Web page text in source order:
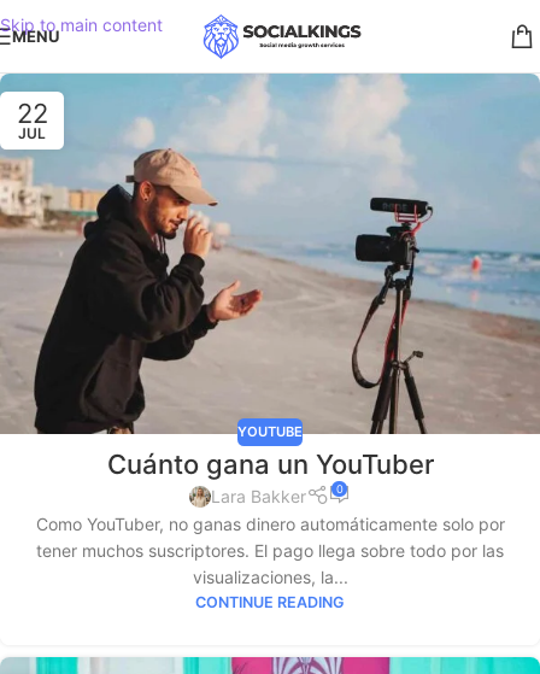
Skip to main content
MENU
22
JUL
YOUTUBE
Cuánto gana un YouTuber
Lara Bakker 0
Como YouTuber, no ganas dinero automáticamente solo por
tener muchos suscriptores. El pago llega sobre todo por las
visualizaciones, la...
CONTINUE READING